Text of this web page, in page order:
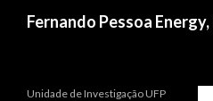
Fernando Pessoa
Unidade de Investigação UFP